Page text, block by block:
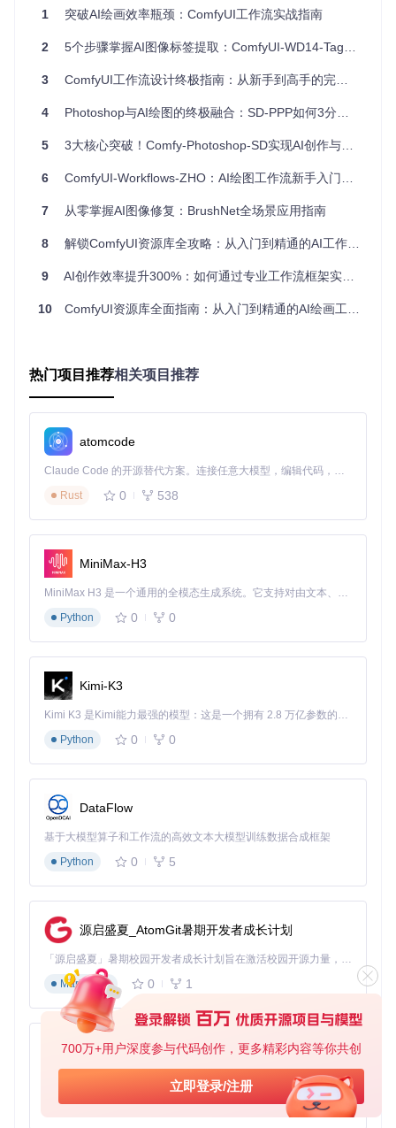
700万+用户深度参与代码创作，更多精彩内容等你共创
立即登录/注册
0/11
GTX 1060
RTX 3060
3.8-3.11
Linux (Ubun
tu 20.04+)
8GB内存 +
GTX 1060
32GB内存 +
RTX 4070
3.8-3.11
macOS 12+
M1芯片 + 8
M2芯片 + 16
3.9-3.11
可通过微软官网获取
2.2 软件依赖项
Python 3.8及以上版本环境
7-Zip（Windows系统压缩工具）
[!TIP] 建议使用conda或venv创建独立虚拟环境，避免依赖
comfy_env\Scripts\activate
三、多平台部署指南
3.1 零基础部署：Linux系统
git clone
cd
安装核心依赖
格式）放置于：
启动应用服务
3.2 零基础部署：Windows系统
解压预编译包 将下载的压缩包解压至本地目录，建议路径
启动应用 双击运行目录中的
DIA显卡）或
run_cpu.bat（无GPU环境）
⚠️ 注意：若出现"缺少dll文件"错误，需安装对应版本的Micros
3.3 零基础部署：macOS系统
1 突破AI绘画效率瓶颈：ComfyUI工作流实战指南
2 5个步骤掌握AI图像标签提取：ComfyUI-WD14-Tagger完全指南
3 ComfyUI工作流设计终极指南：从新手到高手的完整教程
4 Photoshop与AI绘图的终极融合：SD-PPP如何3分钟搞定专业设计？
5 3大核心突破！Comfy-Photoshop-SD实现AI创作与PS无缝协作新范式
6 ComfyUI-Workflows-ZHO：AI绘图工作流新手入门与效率提升指南
7 从零掌握AI图像修复：BrushNet全场景应用指南
8 解锁ComfyUI资源库全攻略：从入门到精通的AI工作流指南
9 AI创作效率提升300%：如何通过专业工作流框架实现？
10 ComfyUI资源库全面指南：从入门到精通的AI绘画工具实战手册
热门项目推荐相关项目推荐
atomcode
Claude Code 的开源替代方案。连接任意大模型，编辑代码，运行命令，自动验证 — 全自动执行。用 Rust 构建，极致性能。 ｜ An open-source alternative to Claude Code. Connect any LLM, edit code, run commands, and verify changes — autonomously. Built in Rust for speed. Get Started
Rust
0 538
MiniMax-H3
MiniMax H3 是一个通用的全模态生成系统。它支持对由文本、图像、视频和音频组成的多模态上下文进行统一理解，并能生成分辨率高达 2K、时长可达 15 秒的带原生立体声音频的视频。得益于面向任务泛化的系统设计，H3 在预训练阶段就已具备广泛的多模态上下文理解与生成能力，能够出色地执行复杂的多模态指令。
Python
0 0
Kimi-K3
Kimi K3 是Kimi能力最强的模型：这是一个拥有 2.8 万亿参数的混合专家（MoE）模型，具备原生视觉理解能力，并支持 100 万 token 的上下文窗口。
Python
0 0
DataFlow
基于大模型算子和工作流的高效文本大模型训练数据合成框架
Python
0 5
源启盛夏_AtomGit暑期开发者成长计划
「源启盛夏」暑期校园开发者成长计划旨在激活校园开源力量，通过积分激励、认证扶持、资源倾斜等形式，引导高校组织和开发者完成「入驻 — 建项目 — 做贡献 — 获认证 — 得资源」的完整闭环。无论你是想带领社团入驻平台的组织者，还是希望用代码贡献证明自己的开发者，都能在这里找到属于你的成长路径。
Markdown
0 1
py-xiaozhi
基于Python的Xiaozhi AI，适用于想要完整Xiaozhi体验而无需拥有专用硬件的用户。
Python
0 1